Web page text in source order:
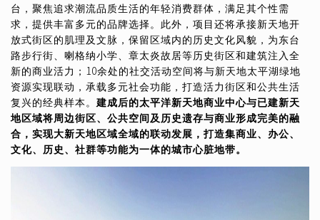
台，聚焦追求潮流品质生活的年轻消费群体，满足其个性需
求，提供丰富多元的品牌选择。此外，项目还将承接新天地开
放式街区的肌理及文脉，保留区域内的历史文化风貌，为东台
路步行街、喇格纳小学、章太炎故居等历史街区和建筑注入全
新的商业活力；10余处的社交活动空间将与新天地太平湖绿地
资源实现联动，承载多元社会功能，打造活力街区和公共生活
复兴的经典样本。 建成后的太平洋新天地商业中心与已建新天
地区域将周边街区、公共空间及历史遗存与商业形成完美的融
合，实现大新天地区域全域的联动发展，打造集商业、办公、
文化、历史、社群等功能为一体的城市心脏地带。